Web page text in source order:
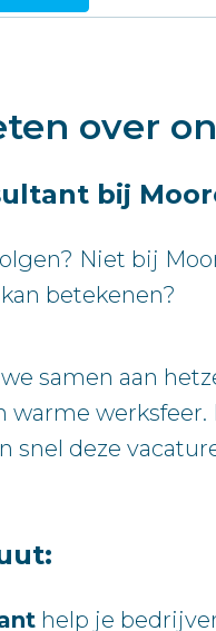
over
bij
Niet bij
kan betekenen?
samen aan
snel deze
help je